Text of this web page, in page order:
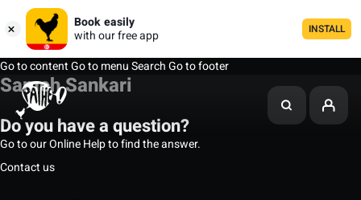
Book easily
with our free app
INSTALL
Go to contentGo to menuSearchGo to footer
Sameh Sankari
Do you have a question?
Go to our Online Help to find the answer.
Contact us